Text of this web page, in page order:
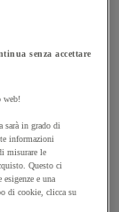
senza accettare
web!
sarà in grado di
informazioni
misurare le
Questo ci
e una
di cookie, clicca su